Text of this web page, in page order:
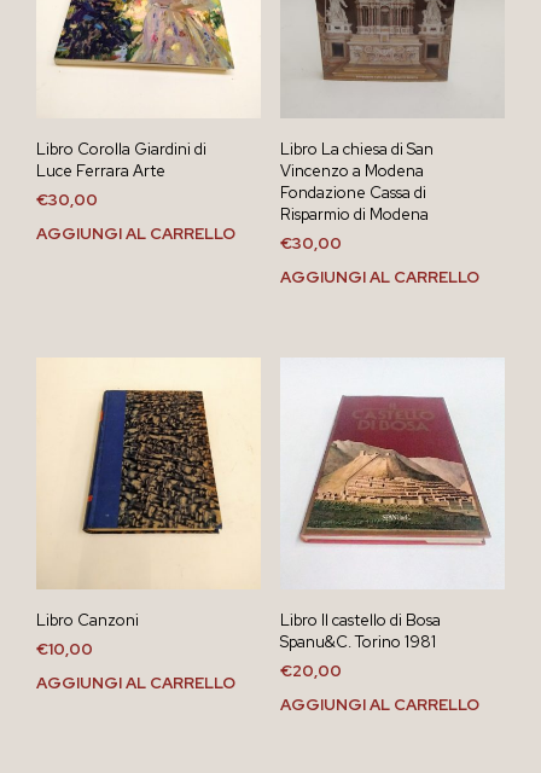
Libro Corolla Giardini di
Luce Ferrara Arte
€30,00
AGGIUNGI AL CARRELLO
Libro La chiesa di San
Vincenzo a Modena
Fondazione Cassa di
Risparmio di Modena
€30,00
AGGIUNGI AL CARRELLO
Libro Canzoni
€10,00
AGGIUNGI AL CARRELLO
Libro Il castello di Bosa
Spanu&C. Torino 1981
€20,00
AGGIUNGI AL CARRELLO